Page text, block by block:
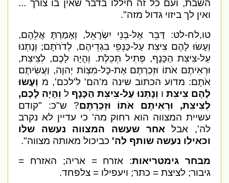
השבת, ועם כל זה חיללו בדבר שאין בו צורך ...
ואין לך ביזוי גדול מזה".
טו,לח-לט: דַּבֵּר אֶל-בְּנֵי יִשְׂרָאֵל, וְאָמַרְתָּ אֲלֵהֶם,
וְעָשׂוּ לָהֶם צִיצִת עַל-כַּנְפֵי בִגְדֵיהֶם, לְדֹרֹתָם; וְנָתְנוּ
עַל-צִיצִת הַכָּנָף, פְּתִיל תְּכֵלֶת. וְהָיָה לָכֶם, לְצִיצִת,
וּרְאִיתֶם אֹתוֹ וּזְכַרְתֶּם אֶת-כָּל-מִצְו‍ֹת יְהוָה, וַעֲשִׂיתֶם
אֹתָם: מדוע הכתוב שינה מ'הם' ל'לכם', מ וְעָשׂוּ
לָהֶם צִיצִתו וְנָתְנוּ עַל-צִיצִת הַכָּנָףל וְהָיָה לָכֶם,
לְצִיצִת, וּרְאִיתֶם אֹתוֹ וּזְכַרְתֶּם? ש"כ: "קודם
עשיית המצווה הוא רחוק מה' כי עדיין לא נקרב
לה', אבלאחר שעשה המצווה נעשה שלו
וכאילו נעשה שותף לה'כביכול מאותה מצווה".
מבחר גימטריאות: אזרח = אריה; האזרח =
גיבור; לציצת = כתר; ויעפילו = צלפחד.